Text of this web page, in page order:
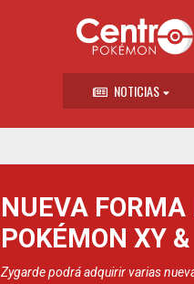
NOTICIAS
NUEVA FORMA
POKÉMON XY
Zygarde podrá adquirir varias